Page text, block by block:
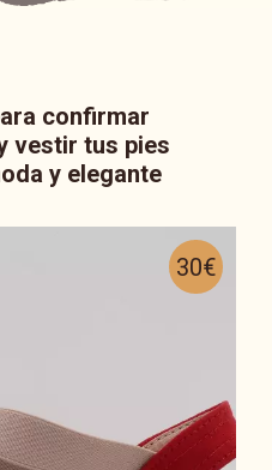
confirmar
vestir tus pies
y elegante
30€